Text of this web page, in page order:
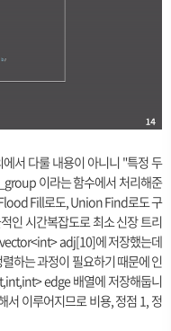
서 다룰 내용이 아니니 "특정 두
이라는 함수에서 처리해준
Fill로도, Union Find로도 구
인 시간복잡도로 최소 신장 트리
adj[10]에 저장했는데
하는 과정이 필요하기 때문에 인
edge 배열에 저장해둡니
이루어지므로 비용, 정점 1, 정